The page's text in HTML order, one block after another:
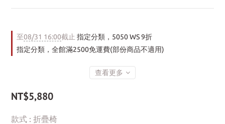
至08/31 16:00截止 指定分類，5050 WS 9折
指定分類，全館滿2500免運費(部份商品不適用)
查看更多
NT$5,880
款式 : 折疊椅